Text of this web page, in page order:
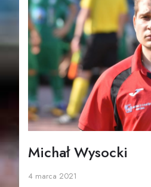
Michał Wysocki
4 marca 2021